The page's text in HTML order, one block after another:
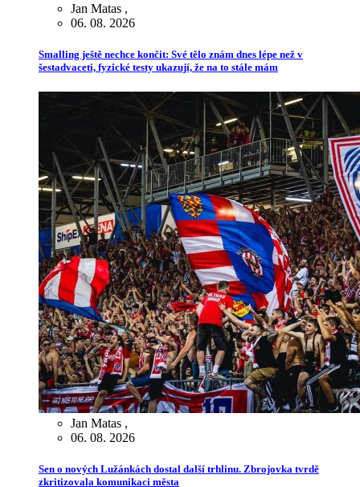
Jan Matas ,
06. 08. 2026
Smalling ještě nechce končit: Své tělo znám dnes lépe než v
šestadvaceti, fyzické testy ukazují, že na to stále mám
Jan Matas ,
06. 08. 2026
Sen o nových Lužánkách dostal další trhlinu. Zbrojovka tvrdě
zkritizovala komunikaci města